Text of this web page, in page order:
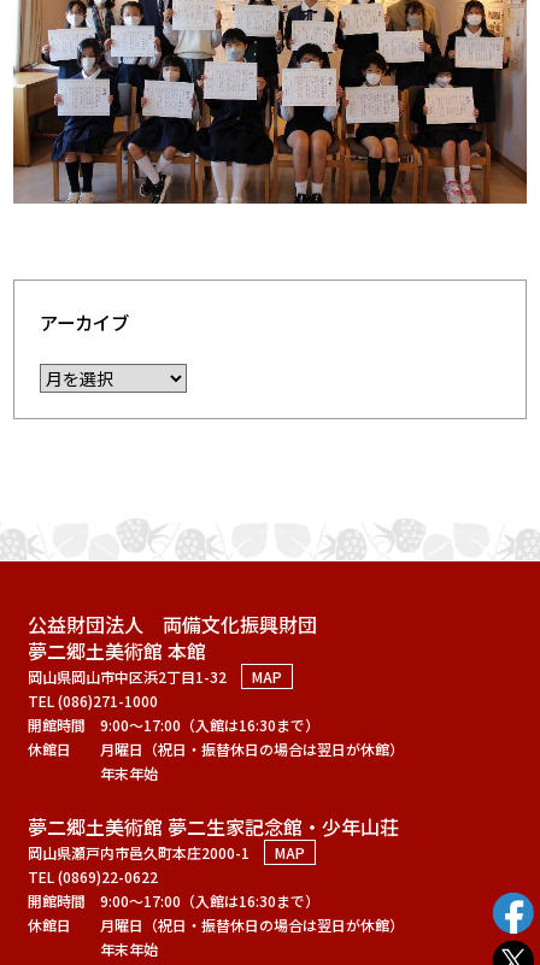
アーカイブ
公益財団法人 両備文化振興財団
夢二郷土美術館 本館
岡山県岡山市中区浜2丁目1-32
MAP
TEL (086)271-1000
開館時間
9:00～17:00（入館は16:30まで）
休館日
月曜日（祝日・振替休日の場合は翌日が休館）
年末年始
夢二郷土美術館 夢二生家記念館・少年山荘
岡山県瀬戸内市邑久町本庄2000-1
MAP
TEL (0869)22-0622
開館時間
9:00～17:00（入館は16:30まで）
休館日
月曜日（祝日・振替休日の場合は翌日が休館）
年末年始